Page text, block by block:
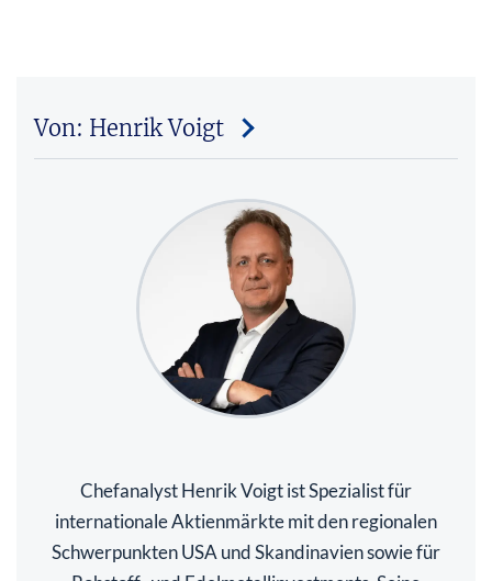
Von: Henrik Voigt
Chefanalyst Henrik Voigt ist Spezialist für
internationale Aktienmärkte mit den regionalen
Schwerpunkten USA und Skandinavien sowie für